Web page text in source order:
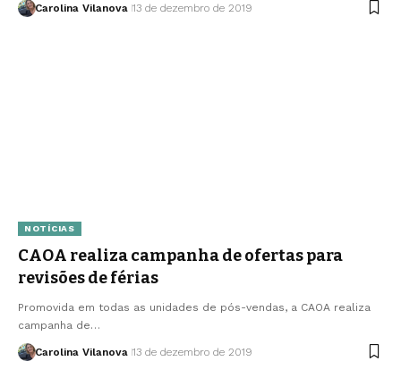
Carolina Vilanova 13 de dezembro de 2019
NOTÍCIAS
CAOA realiza campanha de ofertas para
revisões de férias
Promovida em todas as unidades de pós-vendas, a CAOA realiza
campanha de…
Carolina Vilanova 13 de dezembro de 2019